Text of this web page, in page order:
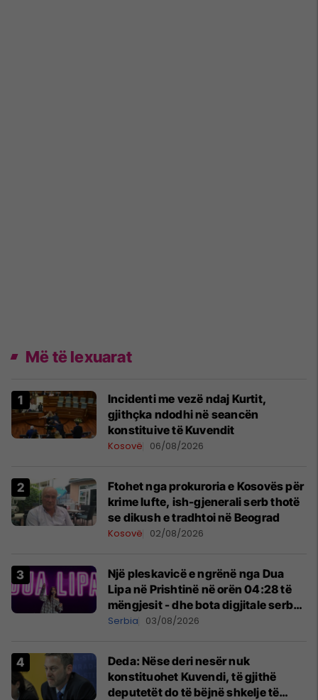
Më të lexuarat
Incidenti me vezë ndaj Kurtit,
gjithçka ndodhi në seancën
konstituive të Kuvendit
Kosovë 06/08/2026
Ftohet nga prokuroria e Kosovës për
krime lufte, ish-gjenerali serb thotë
se dikush e tradhtoi në Beograd
Kosovë 02/08/2026
Një pleskavicë e ngrënë nga Dua
Lipa në Prishtinë në orën 04:28 të
mëngjesit - dhe bota digjitale serbe
shpall gjendjen e luftës
Serbia 03/08/2026
Deda: Nëse deri nesër nuk
konstituohet Kuvendi, të gjithë
deputetët do të bëjnë shkelje të